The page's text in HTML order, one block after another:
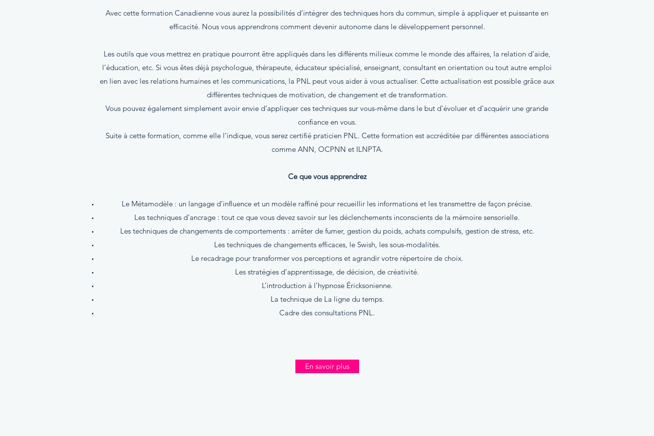
Avec cette formation Canadienne vous aurez la possibilités d’intégrer des techniques hors du commun, simple à appliquer et puissante en
efficacité. Nous vous apprendrons comment devenir autonome dans le développement personnel.
Les outils que vous mettrez en pratique pourront être appliqués dans les différents milieux comme le monde des affaires, la relation d’aide,
l’éducation, etc. Si vous êtes déjà psychologue, thérapeute, éducateur spécialisé, enseignant, consultant en orientation ou tout autre emploi
en lien avec les relations humaines et les communications, la PNL peut vous aider à vous actualiser. Cette actualisation est possible grâce aux
différentes techniques de motivation, de changement et de transformation.
Vous pouvez également simplement avoir envie d’appliquer ces techniques sur vous-même dans le but d’évoluer et d’acquérir une grande
confiance en vous.
Suite à cette formation, comme elle l’indique, vous serez certifié praticien PNL. Cette formation est accréditée par différentes associations
comme ANN, OCPNN et ILNPTA.
Ce que vous apprendrez
Le Métamodèle : un langage d’influence et un modèle raffiné pour recueillir les informations et les transmettre de façon précise.
Les techniques d’ancrage : tout ce que vous devez savoir sur les déclenchements inconscients de la mémoire sensorielle.
Les techniques de changements de comportements : arrêter de fumer, gestion du poids, achats compulsifs, gestion de stress, etc.
Les techniques de changements efficaces, le Swish, les sous-modalités.
Le recadrage pour transformer vos perceptions et agrandir votre répertoire de choix.
Les stratégies d’apprentissage, de décision, de créativité.
L’introduction à l’hypnose Éricksonienne.
La technique de La ligne du temps.
Cadre des consultations PNL.
En savoir plus